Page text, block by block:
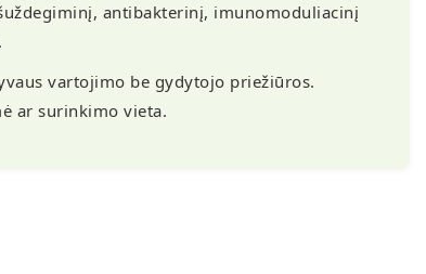
antibakterinį, imunomoduliacinį
vartojimo be gydytojo priežiūros.
ar surinkimo vieta.